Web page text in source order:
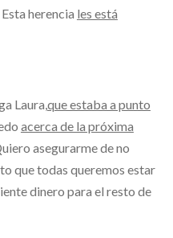
herencia les está
Laura, que estaba a punto
acerca de la próxima
asegurarme de no
que todas queremos estar
dinero para el resto de